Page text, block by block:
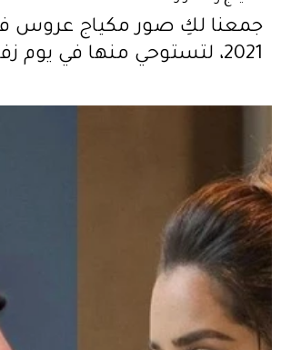
جمعنا لكِ صور مكياج عروس
2021، لتستوحي منها في يوم زفافكِ